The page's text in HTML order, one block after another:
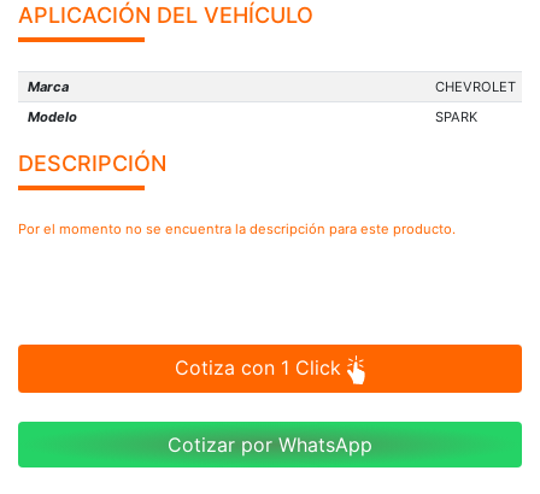
APLICACIÓN DEL VEHÍCULO
Marca
CHEVROLET
Modelo
SPARK
DESCRIPCIÓN
Por el momento no se encuentra la descripción para este producto.
Cotiza con 1 Click
Cotizar por WhatsApp